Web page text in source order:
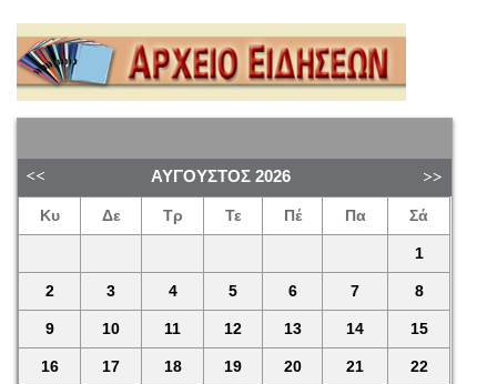
ΑΎΓΟΥΣΤΟΣ 2026
Κυ Δε Τρ Τε Πέ Πα Σά
1
2 3 4 5 6 7 8
9 10 11 12 13 14 15
16 17 18 19 20 21 22